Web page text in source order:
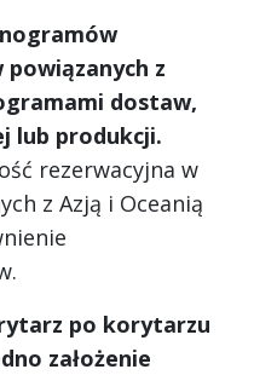
powiązanych z
dostaw,
lub produkcji.
rezerwacyjna w
z Azją i Oceanią
po korytarzu
założenie